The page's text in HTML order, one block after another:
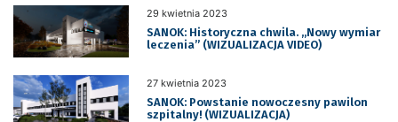
29 kwietnia 2023
SANOK: Historyczna chwila. „Nowy wymiar
leczenia” (WIZUALIZACJA VIDEO)
27 kwietnia 2023
SANOK: Powstanie nowoczesny pawilon
szpitalny! (WIZUALIZACJA)